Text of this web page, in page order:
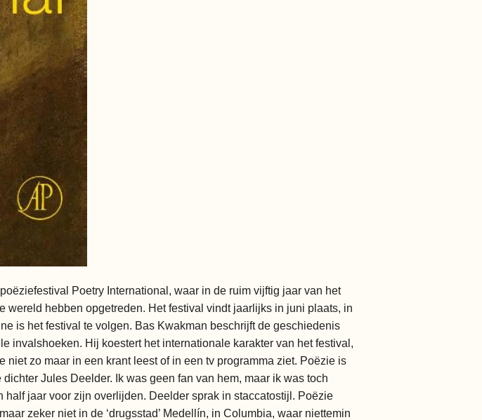
Poetry International, waar in de ruim vijftig jaar van het
hebben opgetreden. Het festival vindt jaarlijks in juni plaats, in
is het festival te volgen. Bas Kwakman beschrijft de geschiedenis
invalshoeken. Hij koestert het internationale karakter van het festival,
zo maar in een krant leest of in een tv programma ziet. Poëzie is
Jules Deelder. Ik was geen fan van hem, maar ik was toch
jaar voor zijn overlijden. Deelder sprak in staccatostijl. Poëzie
zeker niet in de ‘drugsstad’ Medellín, in Columbia, waar niettemin